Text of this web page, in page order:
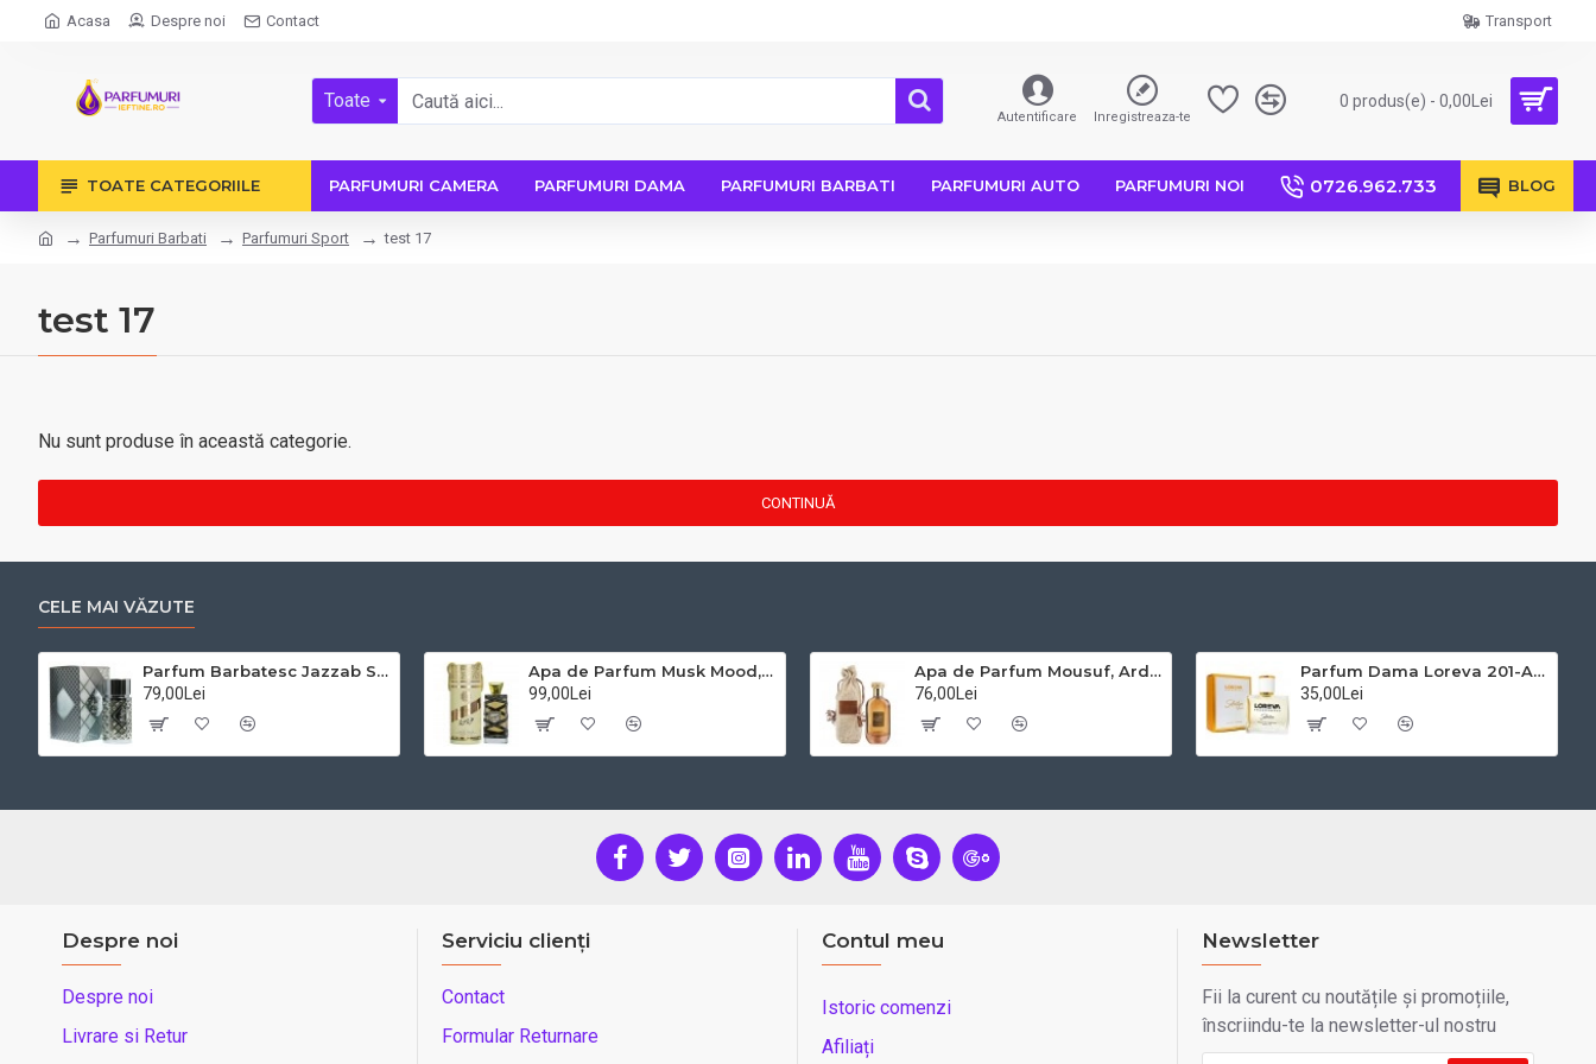
Acasa Despre noi Contact Transport
Toate
Autentificare Inregistreaza-te
0 produs(e) - 0,00Lei
TOATE CATEGORIILE PARFUMURI CAMERA PARFUMURI DAMA PARFUMURI BARBATI PARFUMURI AUTO PARFUMURI NOI 0726.962.733 BLOG
Parfumuri Barbati Parfumuri Sport test 17
test 17
Nu sunt produse în această categorie.
CONTINUĂ
CELE MAI VĂZUTE
Parfum Barbatesc Jazzab Silver Arabesc,100 ml
79,00Lei
Apa de Parfum Musk Mood, Lattafa, Unisex - 100ml
99,00Lei
Apa de Parfum Mousuf, Ard Al Zaafaran, Unisex - 100ml
76,00Lei
Parfum Dama Loreva 201-A 50 ml, Inspirat Din La Vie Est Belle Lancome
35,00Lei
Despre noi
Despre noi
Livrare si Retur
Serviciu clienți
Contact
Formular Returnare
Contul meu
Istoric comenzi
Afiliați
Newsletter
Fii la curent cu noutățile și promoțiile,
înscriindu-te la newsletter-ul nostru